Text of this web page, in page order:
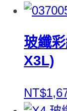
玻纖
X3L)